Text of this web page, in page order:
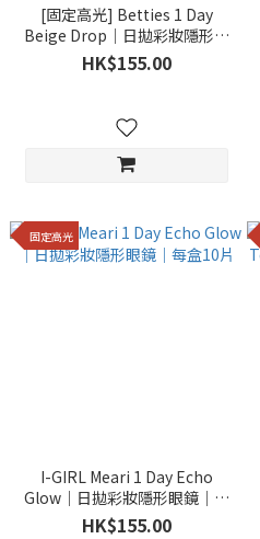
[固定高光] Betties 1 Day
Beige Drop｜日拋彩妝隱形眼
鏡｜每盒10片
HK$155.00
固定高光
I-GIRL Meari 1 Day Echo
Glow｜日拋彩妝隱形眼鏡｜每
盒10片
HK$155.00